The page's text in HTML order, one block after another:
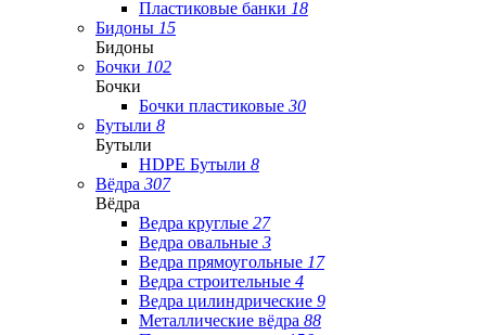
Пластиковые банки 18
Бидоны 15
Бидоны
Бочки 102
Бочки
Бочки пластиковые 30
Бутыли 8
Бутыли
HDPE Бутыли 8
Вёдра 307
Вёдра
Ведра круглые 27
Ведра овальные 3
Ведра прямоугольные 17
Ведра строительные 4
Ведра цилиндрические 9
Металлические вёдра 88